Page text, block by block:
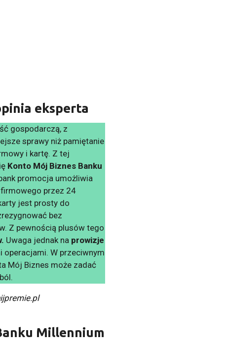
eksperta
gospodarczą, z
sprawy niż pamiętanie
i kartę. Z tej
Konto Mój Biznes Banku
promocja umożliwia
przez 24
jest prosty do
bez
Z pewnością plusów tego
Uwaga jednak na prowizje
operacjami. W przeciwnym
Mój Biznes może zadać
Millennium